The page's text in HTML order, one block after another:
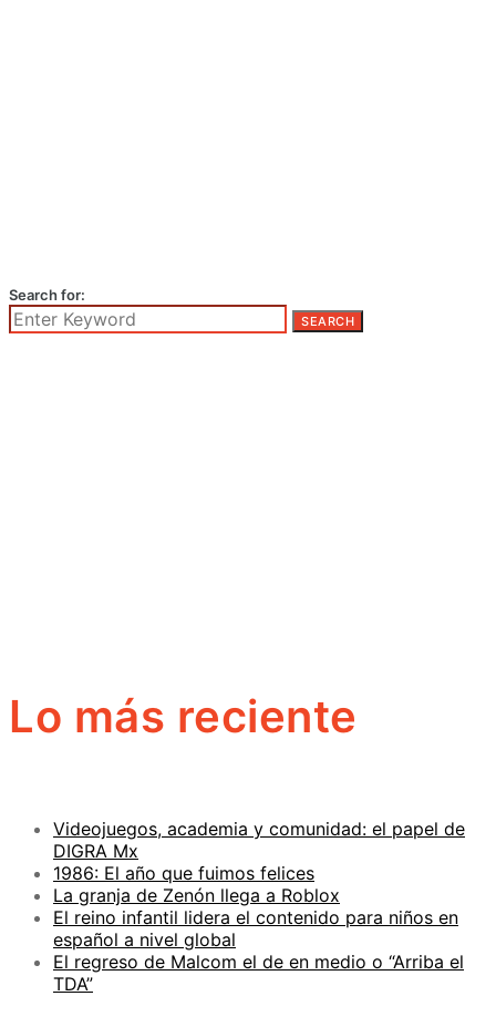
Search for:
SEARCH
Lo más reciente
Videojuegos, academia y comunidad: el papel de
DIGRA Mx
1986: El año que fuimos felices
La granja de Zenón llega a Roblox
El reino infantil lidera el contenido para niños en
español a nivel global
El regreso de Malcom el de en medio o “Arriba el
TDA”